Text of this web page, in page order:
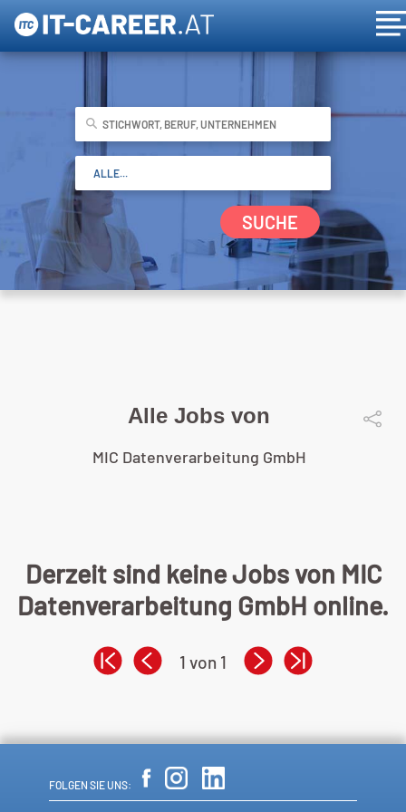
SUCHE
Alle Jobs von
MIC Datenverarbeitung GmbH
Derzeit sind keine Jobs von MIC
Datenverarbeitung GmbH online.
1 von 1
FOLGEN SIE UNS: